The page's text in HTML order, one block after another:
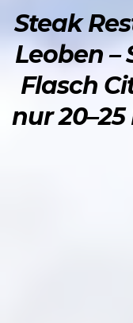
Steak
Leoben –
Flasch
nur